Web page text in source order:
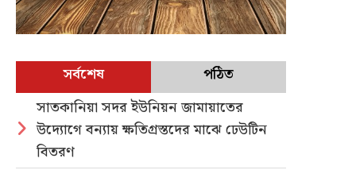
সর্বশেষ
পঠিত
সাতকানিয়া সদর ইউনিয়ন জামায়াতের
উদ্যোগে বন্যায় ক্ষতিগ্রস্তদের মাঝে ঢেউটিন
বিতরণ